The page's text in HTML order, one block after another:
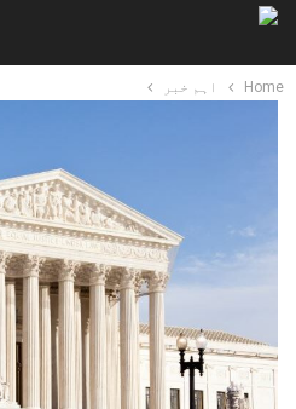
Home اہم خبر